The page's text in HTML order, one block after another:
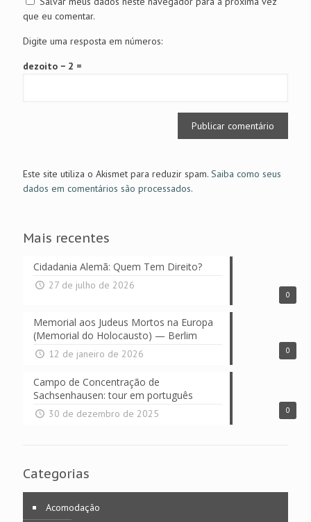
que eu comentar.
Digite uma resposta em números:
dezoito − 2 =
Este site utiliza o Akismet para reduzir spam. Saiba como seus
dados em comentários são processados.
Mais recentes
0
Cidadania Alemã: Quem Tem Direito?
27 de julho de 2026
0
Memorial aos Judeus Mortos na Europa
(Memorial do Holocausto) — Berlim
12 de janeiro de 2026
0
Campo de Concentração de
Sachsenhausen: tour em português
30 de dezembro de 2025
Categorias
Acomodação